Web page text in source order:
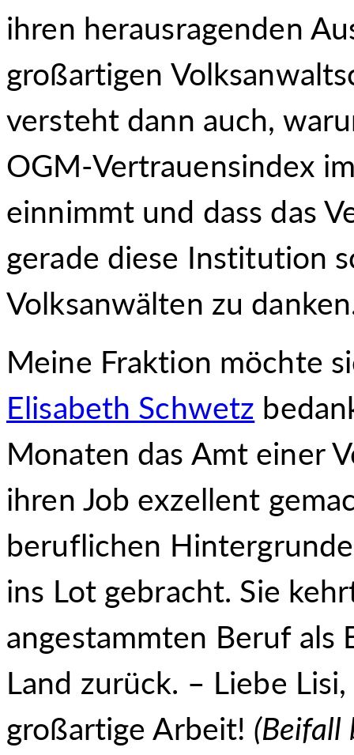
ihren herausragenden
großartigen
versteht dann auch,
OGM-Vertrauensindex
einnimmt und dass das
gerade diese Institution
Volksanwälten zu
Meine Fraktion möchte
Elisabeth Schwetz
Monaten das Amt einer
ihren Job exzellent
beruflichen
ins Lot gebracht. Sie
angestammten Beruf als
Land zurück. – Liebe
großartige Arbeit! (Beifall